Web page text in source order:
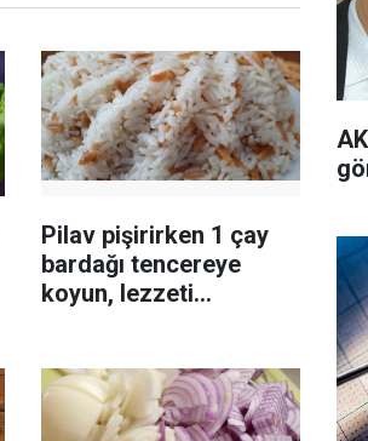
Pilav pişirirken 1 çay
bardağı tencereye
koyun, lezzeti